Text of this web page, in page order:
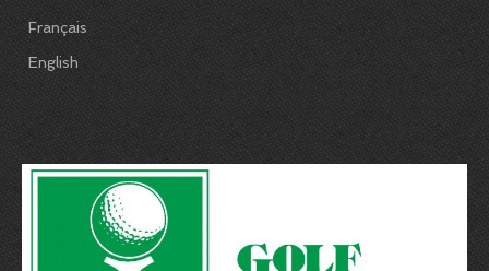
Français
English